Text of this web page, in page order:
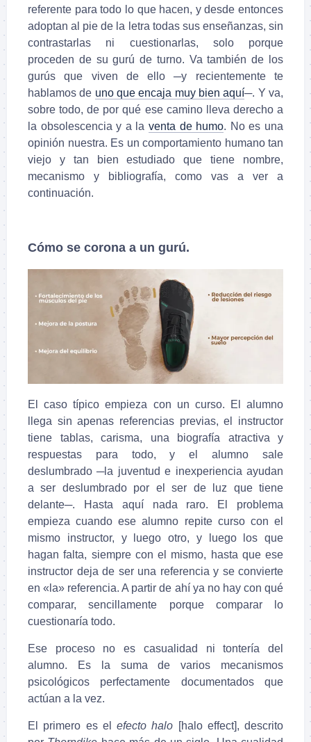
referente para todo lo que hacen, y desde entonces
adoptan al pie de la letra todas sus enseñanzas, sin
contrastarlas ni cuestionarlas, solo porque
proceden de su gurú de turno. Va también de los
gurús que viven de ello ─y recientemente te
hablamos de uno que encaja muy bien aquí─. Y va,
sobre todo, de por qué ese camino lleva derecho a
la obsolescencia y a la venta de humo. No es una
opinión nuestra. Es un comportamiento humano tan
viejo y tan bien estudiado que tiene nombre,
mecanismo y bibliografía, como vas a ver a
continuación.
Cómo se corona a un gurú.
El caso típico empieza con un curso. El alumno
llega sin apenas referencias previas, el instructor
tiene tablas, carisma, una biografía atractiva y
respuestas para todo, y el alumno sale
deslumbrado ─la juventud e inexperiencia ayudan
a ser deslumbrado por el ser de luz que tiene
delante─. Hasta aquí nada raro. El problema
empieza cuando ese alumno repite curso con el
mismo instructor, y luego otro, y luego los que
hagan falta, siempre con el mismo, hasta que ese
instructor deja de ser una referencia y se convierte
en «la» referencia. A partir de ahí ya no hay con qué
comparar, sencillamente porque comparar lo
cuestionaría todo.
Ese proceso no es casualidad ni tontería del
alumno. Es la suma de varios mecanismos
psicológicos perfectamente documentados que
actúan a la vez.
El primero es el efecto halo [halo effect], descrito